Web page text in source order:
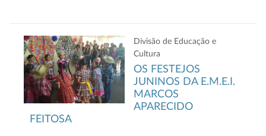
Divisão de Educação e
Cultura
OS FESTEJOS
JUNINOS DA E.M.E.I.
MARCOS
APARECIDO
FEITOSA